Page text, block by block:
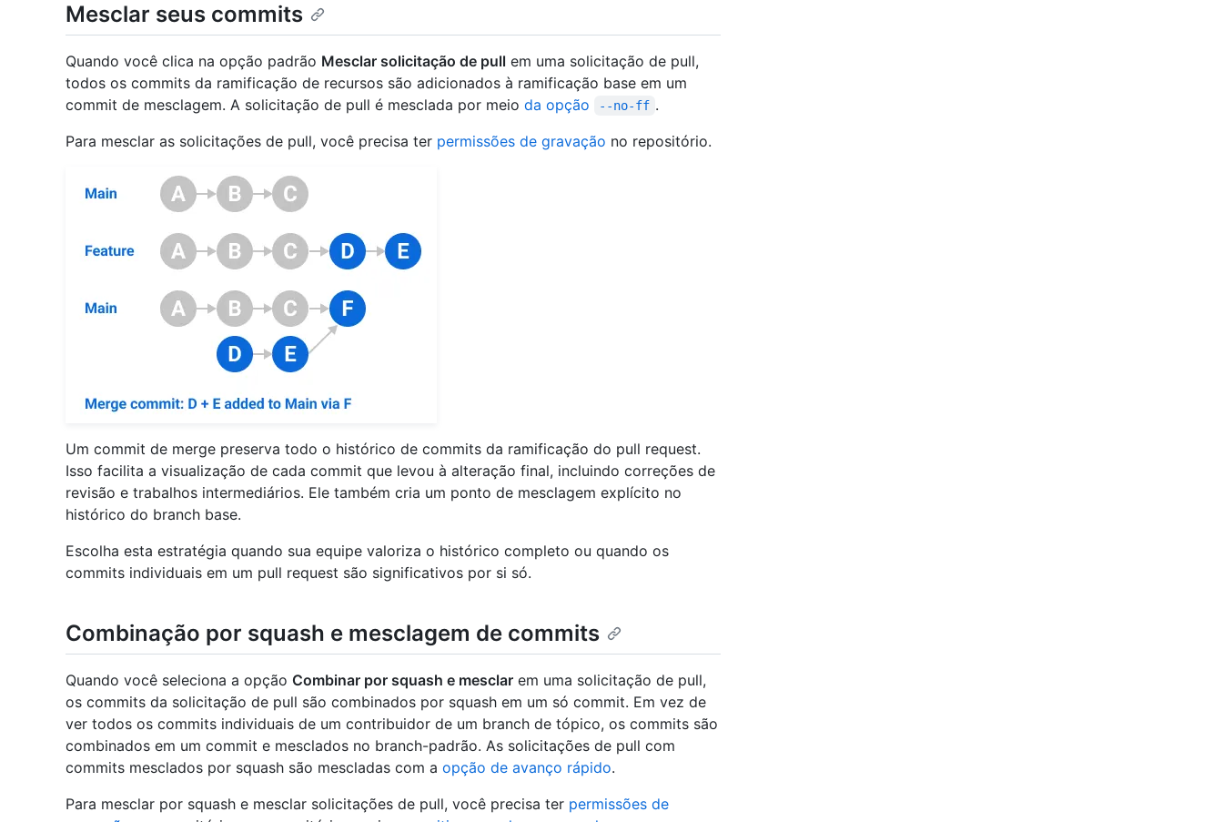
Mesclar seus commits
Quando você clica na opção padrão Mesclar solicitação de pull em uma solicitação de pull,
todos os commits da ramificação de recursos são adicionados à ramificação base em um
commit de mesclagem. A solicitação de pull é mesclada por meio da opção --no-ff .
Para mesclar as solicitações de pull, você precisa ter permissões de gravação no repositório.
Um commit de merge preserva todo o histórico de commits da ramificação do pull request.
Isso facilita a visualização de cada commit que levou à alteração final, incluindo correções de
revisão e trabalhos intermediários. Ele também cria um ponto de mesclagem explícito no
histórico do branch base.
Escolha esta estratégia quando sua equipe valoriza o histórico completo ou quando os
commits individuais em um pull request são significativos por si só.
Combinação por squash e mesclagem de commits
Quando você seleciona a opção Combinar por squash e mesclar em uma solicitação de pull,
os commits da solicitação de pull são combinados por squash em um só commit. Em vez de
ver todos os commits individuais de um contribuidor de um branch de tópico, os commits são
combinados em um commit e mesclados no branch-padrão. As solicitações de pull com
commits mesclados por squash são mescladas com a opção de avanço rápido.
Para mesclar por squash e mesclar solicitações de pull, você precisa ter permissões de